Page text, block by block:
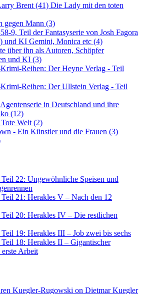
Brent (41) Die Lady mit den toten
gegen Mann (3)
9, Teil der Fantasyserie von Josh Fagora
und KI Gemini, Monica etc (4)
über ihn als Autoren, Schöpfer
und KI (3)
Reihen: Der Heyne Verlag - Teil
Reihen: Der Ullstein Verlag - Teil
in Deutschland und ihre
(12)
Welt (2)
- Ein Künstler und die Frauen (3)
22: Ungewöhnliche Speisen und
21: Herakles V – Nach den 12
20: Herakles IV – Die restlichen
19: Herakles III – Job zwei bis sechs
18: Herakles II – Gigantischer
Arbeit
Kuegler-Rugowski on Dietmar Kuegler